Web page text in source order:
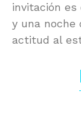
invitación
y una noche
actitud al